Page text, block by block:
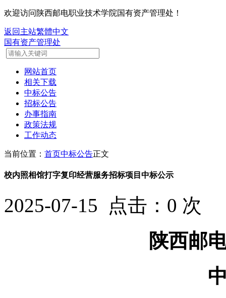
欢迎访问陕西邮电职业技术学院国有资产管理处！
返回主站繁體中文
国有资产管理处
网站首页
相关下载
中标公告
招标公告
办事指南
政策法规
工作动态
当前位置： 首页中标公告正文
校内照相馆打字复印经营服务招标项目中标公示
2025-07-15 点击： 0 次
陕西邮